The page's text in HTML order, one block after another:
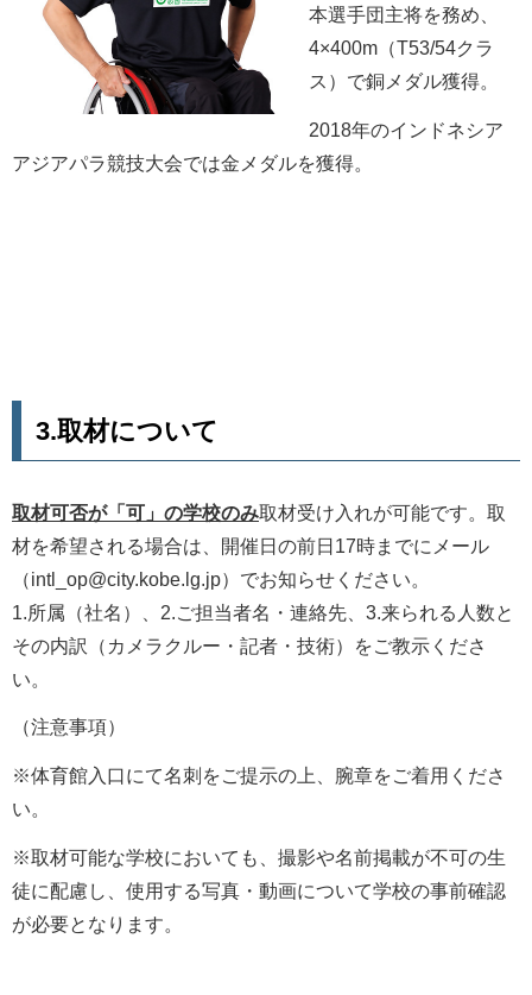
本選手団主将を務め、
4×400m（T53/54クラ
ス）で銅メダル獲得。
2018年のインドネシア
アジアパラ競技大会では金メダルを獲得。
3.取材について
取材可否が「可」の学校のみ取材受け入れが可能です。取
材を希望される場合は、開催日の前日17時までにメール
（intl_op@city.kobe.lg.jp）でお知らせください。
1.所属（社名）、2.ご担当者名・連絡先、3.来られる人数と
その内訳（カメラクルー・記者・技術）をご教示くださ
い。
（注意事項）
※体育館入口にて名刺をご提示の上、腕章をご着用くださ
い。
※取材可能な学校においても、撮影や名前掲載が不可の生
徒に配慮し、使用する写真・動画について学校の事前確認
が必要となります。